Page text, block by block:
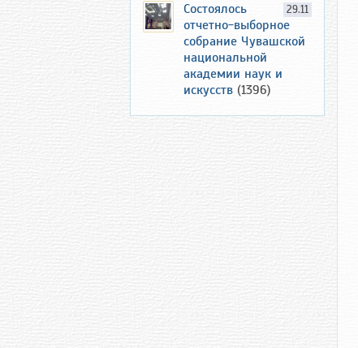
29.11
Состоялось
отчетно-выборное
собрание Чувашской
национальной
академии наук и
искусств (1396)